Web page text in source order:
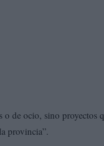
o de ocio, sino proyectos
provincia”.